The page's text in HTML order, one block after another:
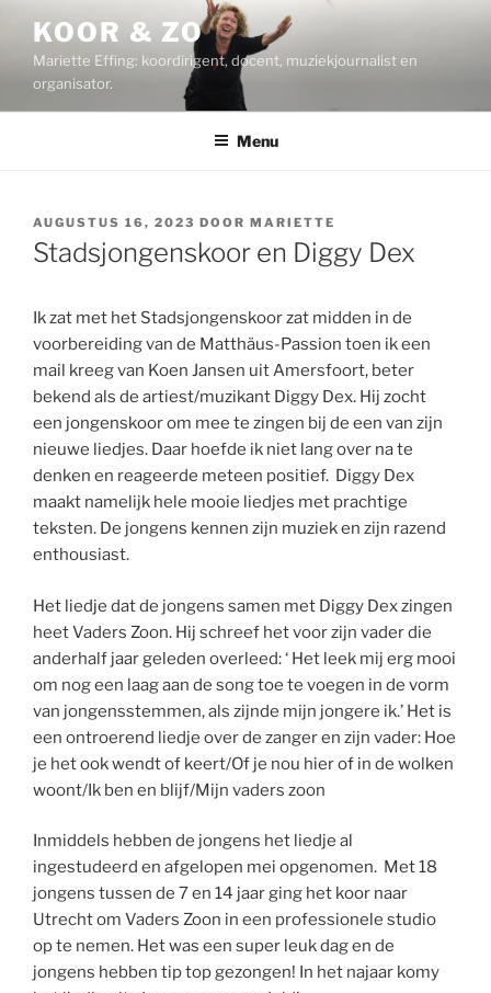
inhoud
KOOR & ZO
Mariette Effing: koordirigent, docent, muziekjournalist en
organisator.
Menu
GEPLAATST
OP
AUGUSTUS 16, 2023 DOOR MARIETTE
Stadsjongenskoor en Diggy Dex
Ik zat met het Stadsjongenskoor zat midden in de
voorbereiding van de Matthäus-Passion toen ik een
mail kreeg van Koen Jansen uit Amersfoort, beter
bekend als de artiest/muzikant Diggy Dex. Hij zocht
een jongenskoor om mee te zingen bij de een van zijn
nieuwe liedjes. Daar hoefde ik niet lang over na te
denken en reageerde meteen positief. Diggy Dex
maakt namelijk hele mooie liedjes met prachtige
teksten. De jongens kennen zijn muziek en zijn razend
enthousiast.
Het liedje dat de jongens samen met Diggy Dex zingen
heet Vaders Zoon. Hij schreef het voor zijn vader die
anderhalf jaar geleden overleed: ‘ Het leek mij erg mooi
om nog een laag aan de song toe te voegen in de vorm
van jongensstemmen, als zijnde mijn jongere ik.’ Het is
een ontroerend liedje over de zanger en zijn vader: Hoe
je het ook wendt of keert/Of je nou hier of in de wolken
woont/Ik ben en blijf/Mijn vaders zoon
Inmiddels hebben de jongens het liedje al
ingestudeerd en afgelopen mei opgenomen. Met 18
jongens tussen de 7 en 14 jaar ging het koor naar
Utrecht om Vaders Zoon in een professionele studio
op te nemen. Het was een super leuk dag en de
jongens hebben tip top gezongen! In het najaar komy